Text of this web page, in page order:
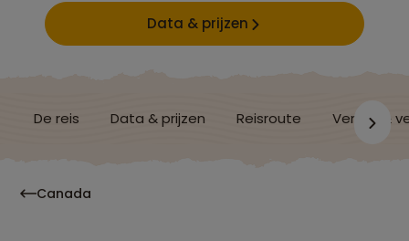
Data & prijzen
De reis Data & prijzen Reisroute Verblijf &
Canada